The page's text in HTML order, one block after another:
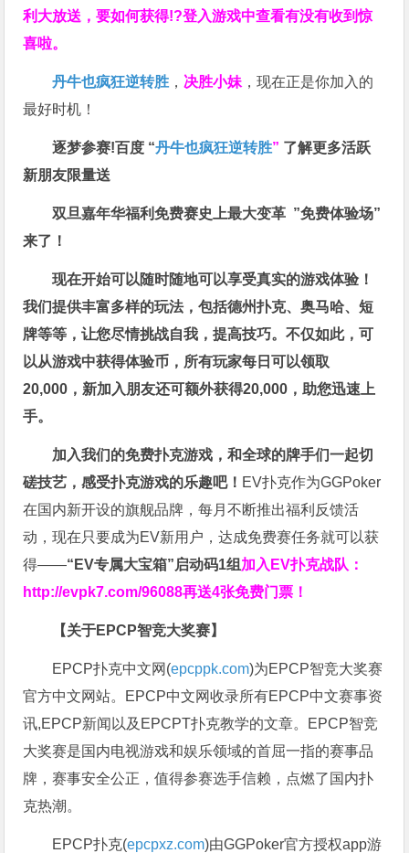
利大放送，要如何获得!?登入游戏中查看有没有收到惊
喜啦。
丹牛也疯狂逆转胜 ， 决胜小妹 ，现在正是你加入的
最好时机！
逐梦参赛!百度 “丹牛也疯狂逆转胜” 了解更多活跃
新朋友限量送
双旦嘉年华福利免费赛史上最大变革 ”免费体验场”
来了！
现在开始可以随时随地可以享受真实的游戏体验！
我们提供丰富多样的玩法，包括德州扑克、奥马哈、短
牌等等，让您尽情挑战自我，提高技巧。不仅如此，可
以从游戏中获得体验币，所有玩家每日可以领取
20,000，新加入朋友还可额外获得20,000，助您迅速上
手。
加入我们的免费扑克游戏，和全球的牌手们一起切
磋技艺，感受扑克游戏的乐趣吧！ EV扑克作为GGPoker
在国内新开设的旗舰品牌，每月不断推出福利反馈活
动，现在只要成为EV新用户，达成免费赛任务就可以获
得——“EV专属大宝箱”启动码1组 加入EV扑克战队：
http://evpk7.com/96088再送4张免费门票！
【关于EPCP智竞大奖赛】
EPCP扑克中文网(epcppk.com)为EPCP智竞大奖赛
官方中文网站。EPCP中文网收录所有EPCP中文赛事资
讯,EPCP新闻以及EPCPT扑克教学的文章。EPCP智竞
大奖赛是国内电视游戏和娱乐领域的首屈一指的赛事品
牌，赛事安全公正，值得参赛选手信赖，点燃了国内扑
克热潮。
EPCP扑克(epcpxz.com)由GGPoker官方授权app游